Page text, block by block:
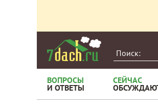
ВОПРОСЫ
И ОТВЕТЫ
СЕЙЧАС